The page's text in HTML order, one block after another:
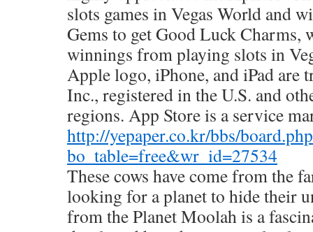
slots games in Vegas World and
Gems to get Good Luck Charms,
winnings from playing slots in
Apple logo, iPhone, and iPad are
Inc., registered in the U.S. and
regions. App Store is a service
http://yepaper.co.kr/bbs/
bo_table=free&wr_id=27534
These cows have come from the
looking for a planet to hide their
from the Planet Moolah is a